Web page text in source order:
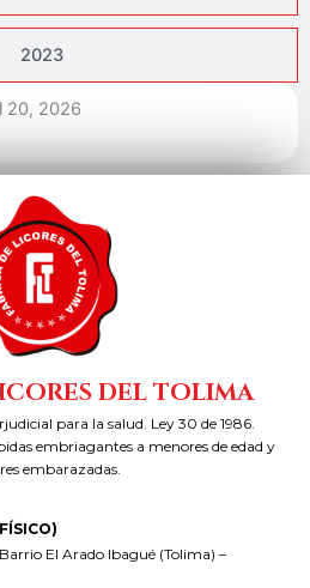
2023
20, 2026
DEL TOLIMA
para la salud. Ley 30 de 1986.
embriagantes a menores de edad y
embarazadas.
El Arado Ibagué (Tolima) –